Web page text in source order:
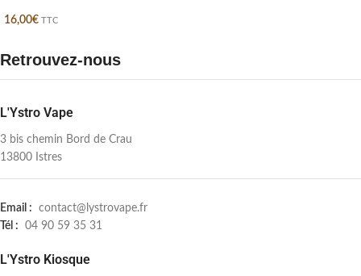
16,00€ TTC
Retrouvez-nous
L'Ystro Vape
3 bis chemin Bord de Crau
13800 Istres
Email : contact@lystrovape.fr
Tél : 04 90 59 35 31
L'Ystro Kiosque